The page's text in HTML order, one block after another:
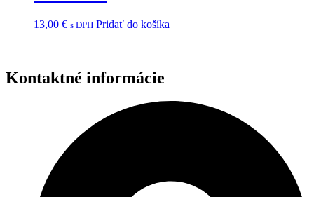
13,00 € s DPH Pridať do košíka
Kontaktné informácie